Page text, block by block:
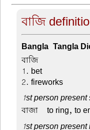
বাজি
Bangla-Tangla
বাজি –
1. bet
2. fireworks
1st person
বাজা –to ring, to
1st person